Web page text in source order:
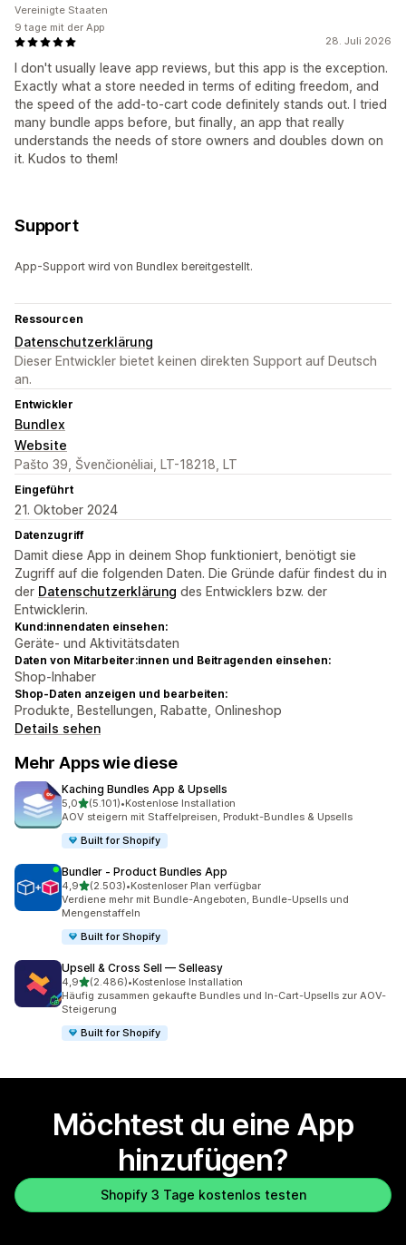
28. Juli 2026
I don't usually leave app reviews, but this app is the exception.
Exactly what a store needed in terms of editing freedom, and
the speed of the add-to-cart code definitely stands out. I tried
many bundle apps before, but finally, an app that really
understands the needs of store owners and doubles down on
it. Kudos to them!
Vereinigte Staaten
9 tage mit der App
Support
App-Support wird von Bundlex bereitgestellt.
Ressourcen
Datenschutzerklärung
Dieser Entwickler bietet keinen direkten Support auf Deutsch
an.
Entwickler
Bundlex
Website
Pašto 39, Švenčionėliai, LT-18218, LT
Eingeführt
21. Oktober 2024
Datenzugriff
Damit diese App in deinem Shop funktioniert, benötigt sie
Zugriff auf die folgenden Daten. Die Gründe dafür findest du in
der Datenschutzerklärung des Entwicklers bzw. der
Entwicklerin.
Kund:innendaten einsehen:
Geräte- und Aktivitätsdaten
Daten von Mitarbeiter:innen und Beitragenden einsehen:
Shop-Inhaber
Shop-Daten anzeigen und bearbeiten:
Produkte, Bestellungen, Rabatte, Onlineshop
Details sehen
Mehr Apps wie diese
Kaching Bundles App & Upsells
5,0von 5 Sternen
(5.101)
5101 Rezensionen insgesamt
•Kostenlose Installation
AOV steigern mit Staffelpreisen, Produkt-Bundles & Upsells
Built for Shopify
Bundler ‑ Product Bundles App
4,9von 5 Sternen
(2.503)
2503 Rezensionen insgesamt
•Kostenloser Plan verfügbar
Verdiene mehr mit Bundle-Angeboten, Bundle-Upsells und
Mengenstaffeln
Built for Shopify
Upsell & Cross Sell — Selleasy
4,9von 5 Sternen
(2.486)
2486 Rezensionen insgesamt
•Kostenlose Installation
Häufig zusammen gekaufte Bundles und In-Cart-Upsells zur AOV-
Steigerung
Built for Shopify
Möchtest du eine App
hinzufügen?
Shopify 3 Tage kostenlos testen